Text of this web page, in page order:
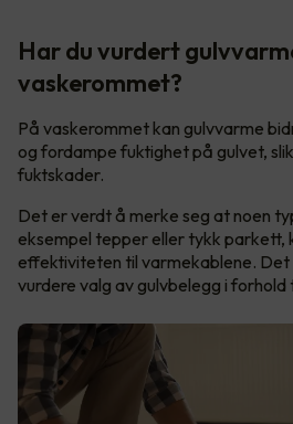
Har du vurdert
vaskerommet?
På vaskerommet kan gulvvarme
og fordampe fuktighet på gulvet,
fuktskader.
Det er verdt å merke seg at noen
eksempel tepper eller tykk parkett,
effektiviteten til varmekablene.
vurdere valg av gulvbelegg i forhold